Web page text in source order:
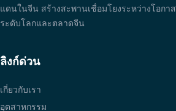
แดนในจีน สร้างสะพานเชื่อมโยงระหว่างโอกาส
ระดับโลกและตลาดจีน
ลิงก์ด่วน
เกี่ยวกับเรา
อุตสาหกรรม